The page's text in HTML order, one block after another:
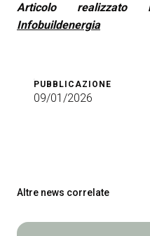
Articolo realizzato
Infobuildenergia
PUBBLICAZIONE
09/01/2026
Altre news correlate